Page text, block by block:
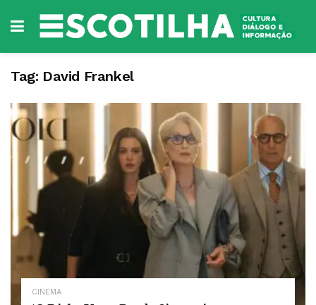
Tag: David Frankel
CINEMA